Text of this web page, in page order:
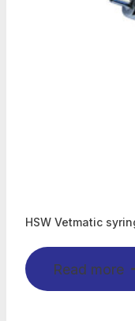
HSW Vetmatic
Read more